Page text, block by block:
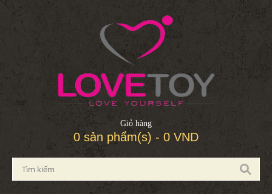
Giỏ hàng
0 sản phẩm(s) - 0 VND